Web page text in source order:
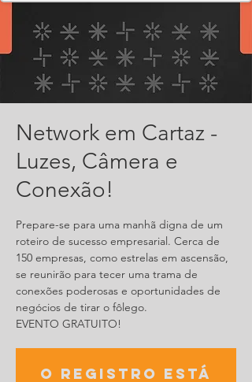
Network em Cartaz -
Luzes, Câmera e
Conexão!
Prepare-se para uma manhã digna de um
roteiro de sucesso empresarial. Cerca de
150 empresas, como estrelas em ascensão,
se reunirão para tecer uma trama de
conexões poderosas e oportunidades de
negócios de tirar o fôlego.
EVENTO GRATUITO!
O registro está